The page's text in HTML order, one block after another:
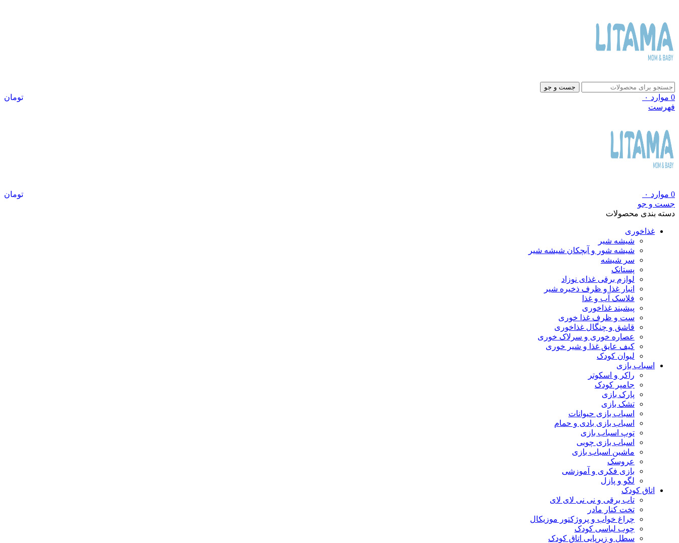
جست و جو
0 موارد ۰
تومان
فهرست
0 موارد ۰
تومان
جست و جو
دسته بندی محصولات
غذاخوری
شیشه شیر
شیشه ‌شور و آبچکان شیشه‌ شیر
سر شیشه
پستانک
لوازم برقی غذای نوزاد
انبار غذا و ظرف ذخیره شیر
فلاسک آب و غذا
پیشبند غذاخوری
ست و ظرف غذا خوری
قاشق و چنگال غذاخوری
عصاره خوری و سرلاک خوری
کیف عایق غذا و شیر خوری
لیوان کودک
اسباب بازی
راکر و اسکوتر
جامپر کودک
پارک بازی
تشک بازی
اسباب بازی حیوانات
اسباب بازی بادی و حمام
توپ اسباب بازی
اسباب بازی چوبی
ماشین اسباب بازی
عروسک
بازی فکری و آموزشی
لگو و پازل
اتاق کودک
تاب برقی و نی نی لای لای
تخت کنار مادر
چراغ خواب و پروژکتور موزیکال
چوب لباسی کودک
سطل و زیرپایی اتاق کودک